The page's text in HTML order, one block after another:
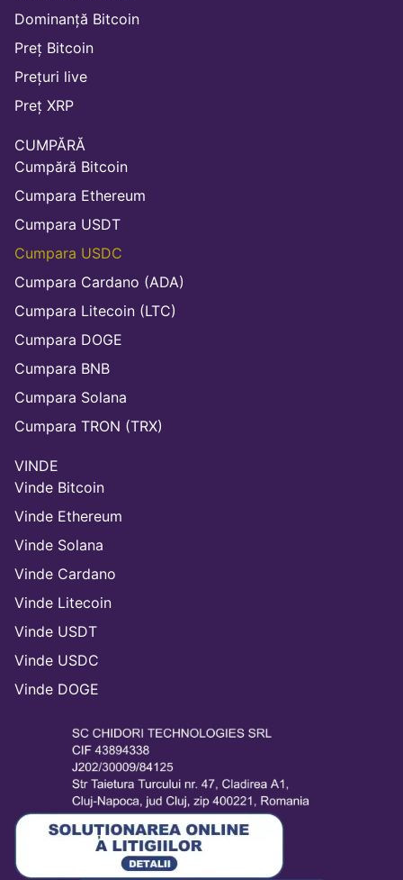
Dominanță Bitcoin
Preț Bitcoin
Prețuri live
Preț XRP
CUMPĂRĂ
Cumpără Bitcoin
Cumpara Ethereum
Cumpara USDT
Cumpara USDC
Cumpara Cardano (ADA)
Cumpara Litecoin (LTC)
Cumpara DOGE
Cumpara BNB
Cumpara Solana
Cumpara TRON (TRX)
VINDE
Vinde Bitcoin
Vinde Ethereum
Vinde Solana
Vinde Cardano
Vinde Litecoin
Vinde USDT
Vinde USDC
Vinde DOGE